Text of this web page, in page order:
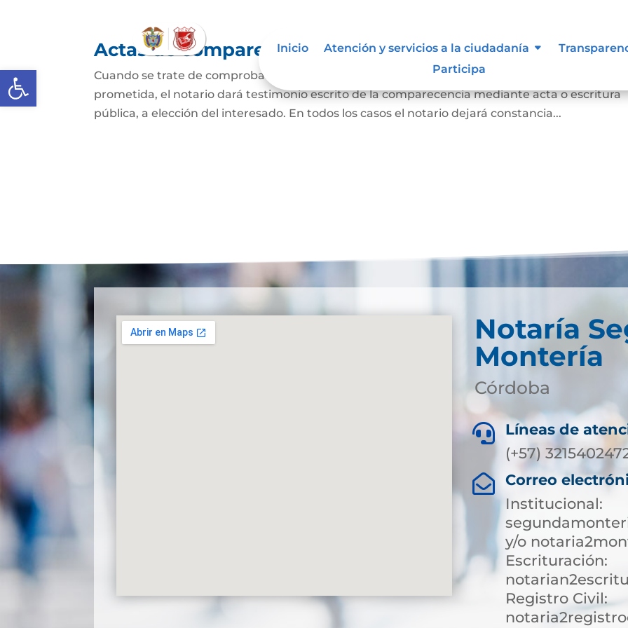
Abrir barra de herramientas
Inicio Atención y servicios a la ciudadanía
Participa
Actas de comparecencia para otorgar escritura pública
Cuando se trate de comprobar que una persona concurrió a la notaría a otorgar una escritura
prometida, el notario dará testimonio escrito de la comparecencia mediante acta o escritura
pública, a elección del interesado. En todos los casos el notario dejará constancia...
Notaría
Montería
Córdoba

Líneas de
(+57)

Correo
Institucional:
y/o
Escrituración:
Registro Civil: